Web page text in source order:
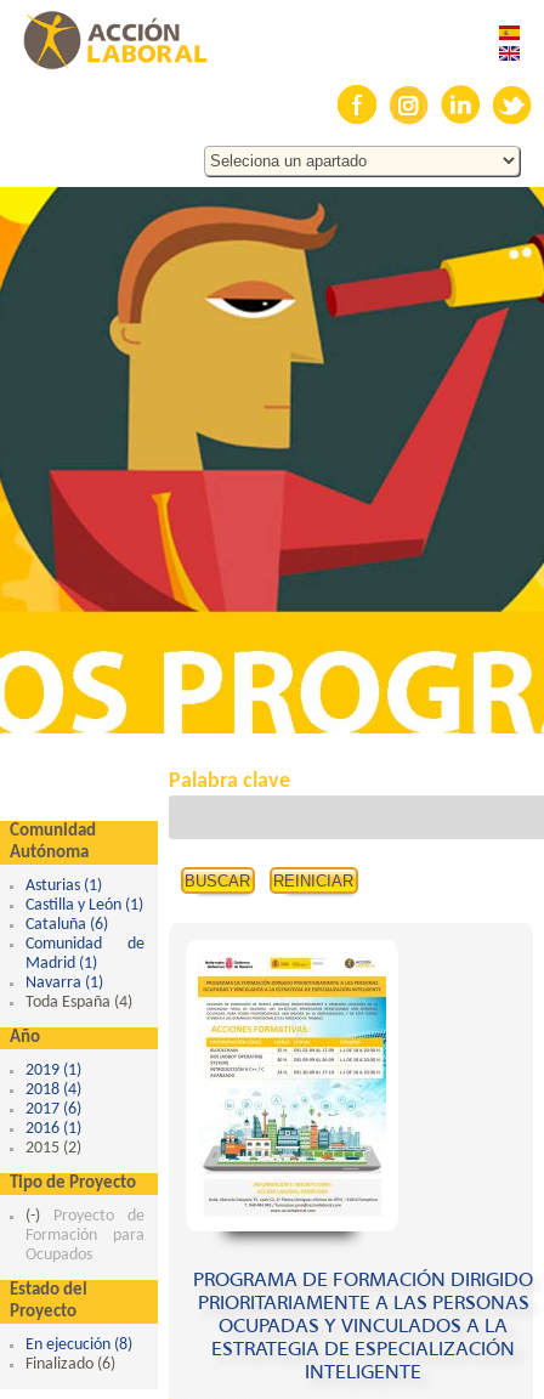
Palabra clave
PROGRAMA DE FORMACIÓN DIRIGIDO
PRIORITARIAMENTE A LAS PERSONAS
OCUPADAS Y VINCULADOS A LA
ESTRATEGIA DE ESPECIALIZACIÓN
INTELIGENTE
Comunidad
Autónoma
Asturias (1) Apply Asturias filter
Castilla y León (1)
Cataluña (6)
Comunidad de
Madrid (1) Apply Comunidad de Madrid filter
Navarra (1) Apply Navarra filter
Toda España (4) Apply Toda España filter
Año
2019 (1)
2018 (4)
2017 (6)
2016 (1)
2015 (2)
Tipo de Proyecto
(-) Remove Proyecto de Formación para Ocupados filter
Proyecto de
Formación para
Ocupados
Estado del
Proyecto
En ejecución (8) Apply En ejecución filter
Finalizado (6)